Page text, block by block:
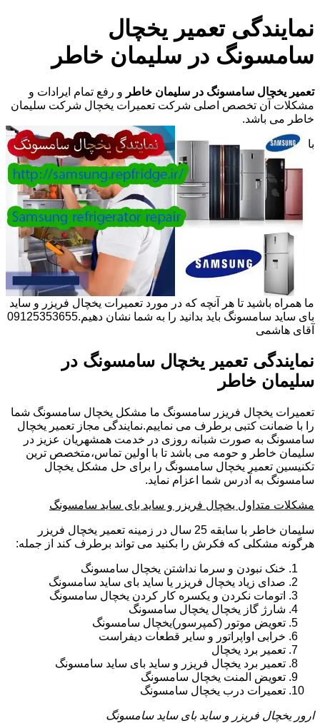
نمایندگی تعمیر یخچال
سامسونگ در سلیمان خاطر
تعمیر یخچال سامسونگ در سلیمان خاطر و رفع تمام ایرادات و
مشکلات آن تخصص اصلی شرکت تعمیرات یخچال شرکت سلیمان
خاطر می باشد.
با
ما همراه باشید تا هر آنچه که در مورد تعمیرات یخچال فریزر و ساید
بای ساید سامسونگ باید بدانید را به شما نشان دهیم.09125353655
آقای هاشمی
نمایندگی تعمیر یخچال سامسونگ در
سلیمان خاطر
تعمیرات یخچال فریزر سامسونگ ما مشکل یخچال سامسونگ شما
را با ضمانت کتبی برطرف می نماییم.نمایندگی مجاز تعمیر یخچال
سامسونگ به صورت شبانه روزی در خدمت همشهریان عزیز در
سلیمان خاطر و حومه می باشد تا با اولین تماس،متخصص ترین
تکنیسین تعمیر یخچال سامسونگ را برای حل مشکل یخچال
سامسونگ به آدرس شما اعزام نماید.
مشکلات متداول یخچال فریزر و ساید بای ساید سامسونگ
سلیمان خاطر با سابقه 25 سال در زمینه تعمیر یخچال فریزر
هرگونه مشکلی که فکرش را بکنید می تواند برطرف کند از جمله:
خنک نبودن و سرما نداشتن یخچال سامسونگ
صدای زیاد یخچال فریزر یا ساید بای ساید سامسونگ
اتومات نکردن و یکسره کار کردن یخچال سامسونگ
شارژ گاز یخچال یخچال سامسونگ
تعویض موتور (کمپرسور)یخچال سامسونگ
خرابی اواپراتور و سایر قطعات دیفراست
تعمیر برد یخچال
تعمیر برد یخچال فریزر و ساید بای ساید سامسونگ
تعویض المنت یخچال سامسونگ
تعمیرات درب یخچال سامسونگ
ارور یخچال فریزر و ساید بای ساید سامسونگ